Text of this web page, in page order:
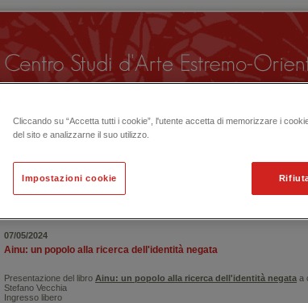
INIZIATIVE ORGANIZZATE IN PASSATO
07/05/2024
Ainu: un popolo alla ricerca dell'identità negata
Presentazione del libro Ainu: un popolo alla ricerca dell'identità negata a
Stefano Vecchia
Ingresso libero
Cliccando su “Accetta tutti i cookie”, l'utente accetta di memorizzare i
del sito e analizzarne il suo utilizzo.
Impostazioni cookie